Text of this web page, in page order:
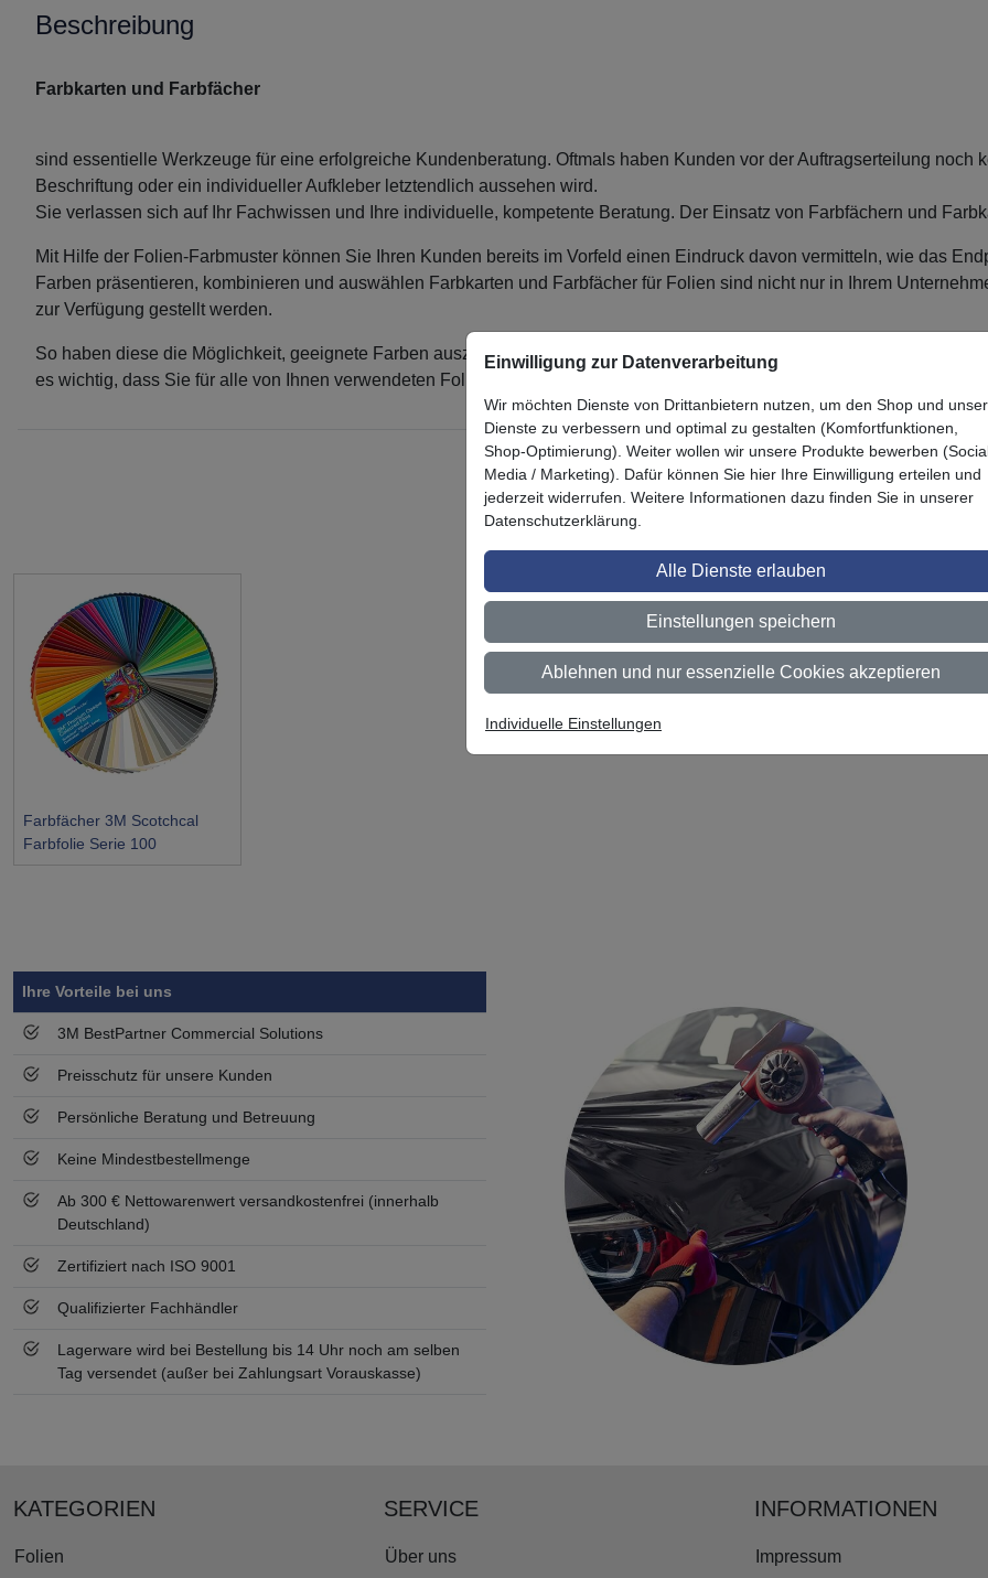
Beschreibung
Farbkarten und Farbfächer
sind essentielle Werkzeuge für eine erfolgreiche Kundenberatung. Oftmals haben Kunden vor der Auftragserteilung noch
Beschriftung oder ein individueller Aufkleber letztendlich aussehen wird.
Sie verlassen sich auf Ihr Fachwissen und Ihre individuelle, kompetente Beratung. Der Einsatz von Farbfächern und
Mit Hilfe der Folien-Farbmuster können Sie Ihren Kunden bereits im Vorfeld einen Eindruck davon vermitteln, wie das
Farben präsentieren, kombinieren und auswählen Farbkarten und Farbfächer für Folien sind nicht nur in Ihrem
zur Verfügung gestellt werden.
So haben diese die Möglichkeit, geeignete Farben auszuwählen, die zu ihrer Corporate Identity passen, und Ihnen
es wichtig, dass Sie für alle von Ihnen verwendeten Folien stets über entsprechende Farbfächer und Farbkarten verfügen.
Zuletzt angesehen
Farbfächer 3M Scotchcal
Farbfolie Serie 100
Ihre Vorteile bei uns
3M BestPartner Commercial Solutions
Preisschutz für unsere Kunden
Persönliche Beratung und Betreuung
Keine Mindestbestellmenge
Ab 300 € Nettowarenwert versandkostenfrei (innerhalb
Deutschland)
Zertifiziert nach ISO 9001
Qualifizierter Fachhändler
Lagerware wird bei Bestellung bis 14 Uhr noch am selben
Tag versendet (außer bei Zahlungsart Vorauskasse)
KATEGORIEN
Folien
SERVICE
Über uns
INFORMATIONEN
Impressum
Einwilligung zur Datenverarbeitung
Wir möchten Dienste von Drittanbietern nutzen, um den Shop und
Dienste zu verbessern und optimal zu gestalten (Komfortfunktionen,
Shop-Optimierung). Weiter wollen wir unsere Produkte bewerben
Media / Marketing). Dafür können Sie hier Ihre Einwilligung erteilen und
jederzeit widerrufen. Weitere Informationen dazu finden Sie in unserer
Datenschutzerklärung.
Alle Dienste erlauben
Einstellungen speichern
Ablehnen und nur essenzielle Cookies akzeptieren
Individuelle Einstellungen